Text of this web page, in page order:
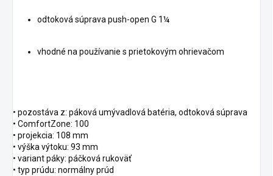
odtoková súprava push-open G 1¼
vhodné na používanie s prietokovým ohrievačom
• pozostáva z: páková umývadlová batéria, odtoková súprava
• ComfortZone: 100
• projekcia: 108 mm
• výška výtoku: 93 mm
• variant páky: páčková rukoväť
• typ prúdu: normálny prúd